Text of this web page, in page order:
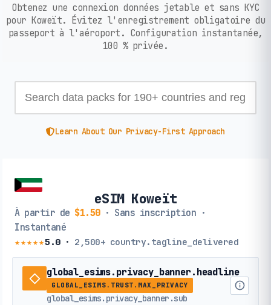
Obtenez une connexion données jetable et sans KYC
pour Koweït. Évitez l'enregistrement obligatoire du
passeport à l'aéroport. Configuration instantanée,
100 % privée.
Learn About Our Privacy-First Approach
eSIM Koweït
À partir de $1.50· Sans inscription ·
Instantané
★★★★★5.0· 2,500+ country.tagline_delivered
global_esims.privacy_banner.headline
GLOBAL_ESIMS.TRUST.MAX_PRIVACY
global_esims.privacy_banner.sub